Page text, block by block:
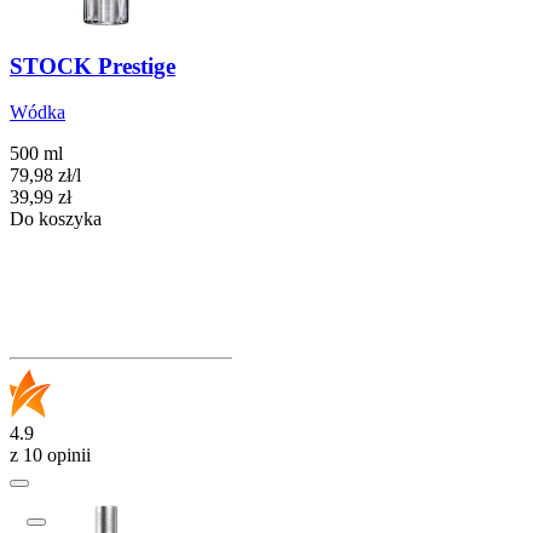
STOCK Prestige
Wódka
500 ml
79,98 zł/l
Cena
39,99 zł
Do koszyka
4.9
z 10 opinii